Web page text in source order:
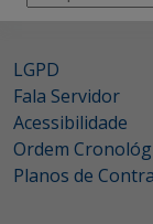
por:
LGPD
Fala Servidor
Acessibilidade
Ordem
Planos de